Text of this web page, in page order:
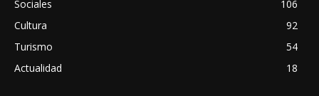
Sociales
106
Cultura
92
Turismo
54
Actualidad
18